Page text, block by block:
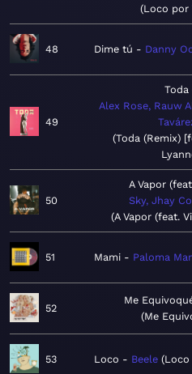
Loco por
48 Dime tú Danny
49
Toda
Alex Rose, Rauw
Toda (Remix)
50
A Vapor
Sky, Jhay
A Vapor (feat.
51 Mami Paloma
52
Me
Me
53 Loco Beele Loco